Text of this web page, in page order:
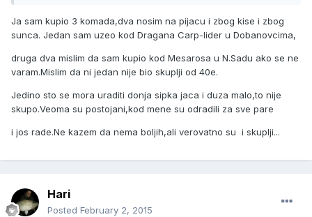
Ja sam kupio 3 komada,dva nosim na pijacu i zbog kise i zbog
sunca. Jedan sam uzeo kod Dragana Carp-lider u Dobanovcima,
druga dva mislim da sam kupio kod Mesarosa u N.Sadu ako se ne
varam.Mislim da ni jedan nije bio skuplji od 40e.
Jedino sto se mora uraditi donja sipka jaca i duza malo,to nije
skupo.Veoma su postojani,kod mene su odradili za sve pare
i jos rade.Ne kazem da nema boljih,ali verovatno su i skuplji...
Hari
Posted February 2, 2015